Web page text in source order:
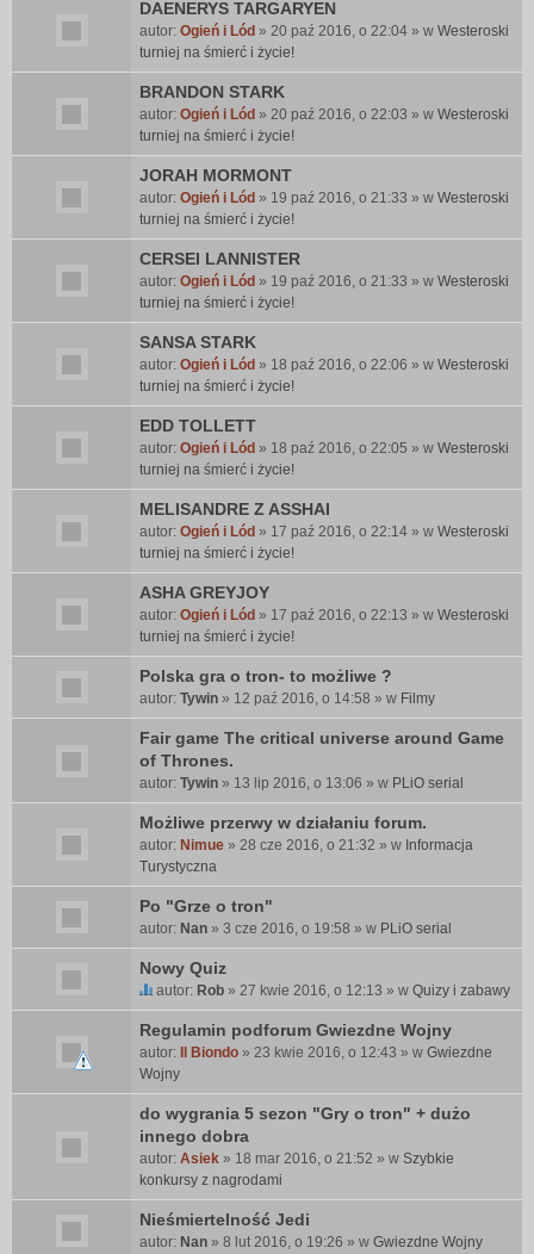
DAENERYS TARGARYEN
autor: Ogień i Lód » 20 paź 2016, o 22:04 » w Westeroski
turniej na śmierć i życie!
BRANDON STARK
autor: Ogień i Lód » 20 paź 2016, o 22:03 » w Westeroski
turniej na śmierć i życie!
JORAH MORMONT
autor: Ogień i Lód » 19 paź 2016, o 21:33 » w Westeroski
turniej na śmierć i życie!
CERSEI LANNISTER
autor: Ogień i Lód » 19 paź 2016, o 21:33 » w Westeroski
turniej na śmierć i życie!
SANSA STARK
autor: Ogień i Lód » 18 paź 2016, o 22:06 » w Westeroski
turniej na śmierć i życie!
EDD TOLLETT
autor: Ogień i Lód » 18 paź 2016, o 22:05 » w Westeroski
turniej na śmierć i życie!
MELISANDRE Z ASSHAI
autor: Ogień i Lód » 17 paź 2016, o 22:14 » w Westeroski
turniej na śmierć i życie!
ASHA GREYJOY
autor: Ogień i Lód » 17 paź 2016, o 22:13 » w Westeroski
turniej na śmierć i życie!
Polska gra o tron- to możliwe ?
autor: Tywin » 12 paź 2016, o 14:58 » w Filmy
Fair game The critical universe around Game
of Thrones.
autor: Tywin » 13 lip 2016, o 13:06 » w PLiO serial
Możliwe przerwy w działaniu forum.
autor: Nimue » 28 cze 2016, o 21:32 » w Informacja
Turystyczna
Po "Grze o tron"
autor: Nan » 3 cze 2016, o 19:58 » w PLiO serial
Nowy Quiz
T
e
n
t
e
m
a
t
z
a
w
i
autor: Rob » 27 kwie 2016, o 12:13 » w Quizy i zabawy
Regulamin podforum Gwiezdne Wojny
autor: Il Biondo » 23 kwie 2016, o 12:43 » w Gwiezdne
Wojny
do wygrania 5 sezon "Gry o tron" + dużo
innego dobra
autor: Asiek » 18 mar 2016, o 21:52 » w Szybkie
konkursy z nagrodami
Nieśmiertelność Jedi
autor: Nan » 8 lut 2016, o 19:26 » w Gwiezdne Wojny